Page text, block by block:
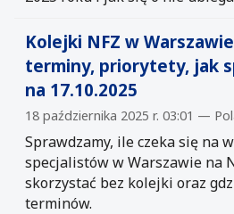
Kolejki NFZ w
terminy, priorytety, jak
na 17.10.2025
18 października 2025 r. 03:01 —
Sprawdzamy, ile czeka się na
specjalistów w Warszawie na
skorzystać bez kolejki oraz
terminów.